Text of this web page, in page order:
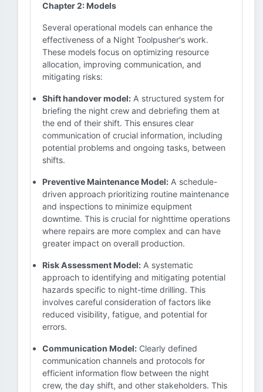
Chapter 2: Models
Several operational models can enhance the
effectiveness of a Night Toolpusher's work.
These models focus on optimizing resource
allocation, improving communication, and
mitigating risks:
Shift handover model: A structured system for
briefing the night crew and debriefing them at
the end of their shift. This ensures clear
communication of crucial information, including
potential problems and ongoing tasks, between
shifts.
Preventive Maintenance Model: A schedule-
driven approach prioritizing routine maintenance
and inspections to minimize equipment
downtime. This is crucial for nighttime operations
where repairs are more complex and can have
greater impact on overall production.
Risk Assessment Model: A systematic
approach to identifying and mitigating potential
hazards specific to night-time drilling. This
involves careful consideration of factors like
reduced visibility, fatigue, and potential for
errors.
Communication Model: Clearly defined
communication channels and protocols for
efficient information flow between the night
crew, the day shift, and other stakeholders. This